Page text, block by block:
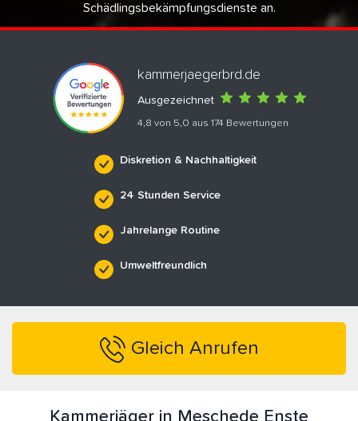
Schädlingsbekämpfungsdienste an.
kammerjaegerbrd.de
Ausgezeichnet
4,8 von 5,0 aus 174 Bewertungen
Diskretion & Nachhaltigkeit
24 Stunden Service
Jahrelange Routine
Umweltfreundlich
Gleich Anrufen
Kammerjäger in Meschede Enste